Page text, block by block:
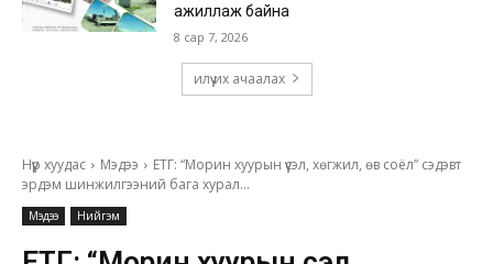
ажиллаж байна
8 сар 7, 2026
илүү их ачаалах